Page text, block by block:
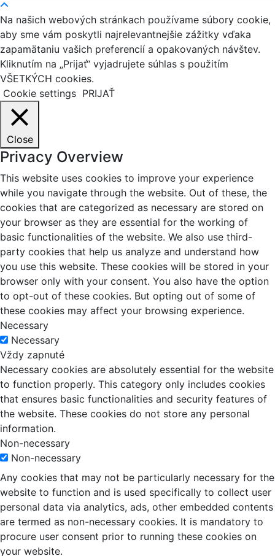
Na našich webových stránkach používame súbory cookie,
aby sme vám poskytli najrelevantnejšie zážitky vďaka
zapamätaniu vašich preferencií a opakovaných návštev.
Kliknutím na „Prijať“ vyjadrujete súhlas s použitím
VŠETKÝCH cookies.
Cookie settings PRIJAŤ
Close
Privacy Overview
This website uses cookies to improve your experience
while you navigate through the website. Out of these, the
cookies that are categorized as necessary are stored on
your browser as they are essential for the working of
basic functionalities of the website. We also use third-
party cookies that help us analyze and understand how
you use this website. These cookies will be stored in your
browser only with your consent. You also have the option
to opt-out of these cookies. But opting out of some of
these cookies may affect your browsing experience.
Necessary
Necessary
Vždy zapnuté
Necessary cookies are absolutely essential for the website
to function properly. This category only includes cookies
that ensures basic functionalities and security features of
the website. These cookies do not store any personal
information.
Non-necessary
Non-necessary
Any cookies that may not be particularly necessary for the
website to function and is used specifically to collect user
personal data via analytics, ads, other embedded contents
are termed as non-necessary cookies. It is mandatory to
procure user consent prior to running these cookies on
your website.